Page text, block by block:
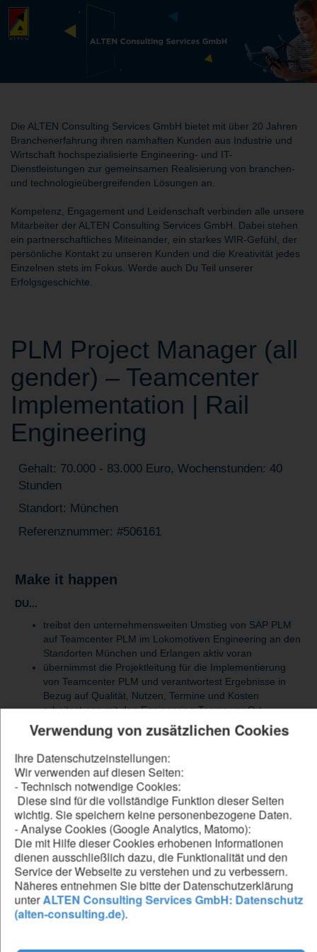
Verwendung von zusätzlichen Cookies
Ihre Datenschutzeinstellungen:
Wir verwenden auf diesen Seiten:
- Technisch notwendige Cookies:
Diese sind für die vollständige Funktion dieser Seiten
wichtig. Sie speichern keine personenbezogene Daten.
- Analyse Cookies (Google Analytics, Matomo):
Die mit Hilfe dieser Cookies erhobenen Informationen
dienen ausschließlich dazu, die Funktionalität und den
Service der Webseite zu verstehen und zu verbessern.
Näheres entnehmen Sie bitte der Datenschutzerklärung
unterALTEN Consulting Services GmbH: Datenschutz
(alten-consulting.de).
Die ALTEN Consulting Services GmbH bietet mit über 20 Jahren
Branchenerfahrung ihren namhaften Kunden aus Industrie und
Wirtschaft hochspezialisierte Engineering- und IT-
Dienstleistungen zur gemeinsamen Realisierung von branchen-
und technologieübergreifenden Lösungen an.
Kompetenz, Engagement und Leidenschaft verbinden alle unsere
Mitarbeiter der ALTEN Consulting Services GmbH. Dabei stehen
ein partnerschaftliches Miteinander, ein starkes WIR-Gefühl, der
persönliche Kontakt zu unseren Kunden und die Kreativität jedes
Einzelnen stets im Fokus. Werde auch Du Teil unserer
Erfolgsgeschichte.
PLM Project Manager (all
gender) – Teamcenter
Implementation | Rail
Engineering
Gehalt: 70.000 - 83.000 Euro, Wochenstunden: 40
Stunden
Standort: München
Referenznummer: #506161
Make it happen
DU...
treibst den unternehmensweiten Umstieg von SAP PLM
auf Teamcenter PLM im Lokomotiven Engineering an den
Standorten München und Erlangen aktiv voran
übernimmst die Projektleitung für die Implementierung
von Teamcenter PLM und verantwortest Ergebnisse in
Bezug auf Qualität, Nutzen, Termine und Kosten
arbeitest eng mit den Engineering-Teams vor Ort
zusammen, nimmst Anforderungen auf und identifizierst
Schulungs- und Prozessbedarfe
gestaltest und optimierst den durchgängigen,
toolgestützten PLM-Prozess im Engineering und stellst
eine nachhaltige Implementierung sicher
sorgst für einen reibungslosen System- und
Prozessumstieg und entwickelst dafür geeignete
Methoden, Standards und Werkzeuge
Be our forward thinker
DU...
hast ein abgeschlossenes technisches oder IT-nahmen